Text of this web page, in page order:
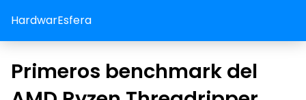
HardwarEsfera
Primeros benchmark del